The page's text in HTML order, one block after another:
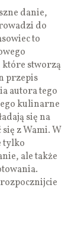
danie,
do
to
które stworzą
przepis
autora tego
kulinarne
się na
z Wami. W
tylko
ale także